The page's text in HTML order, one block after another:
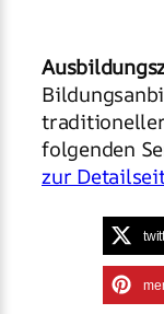
folgenden
zur